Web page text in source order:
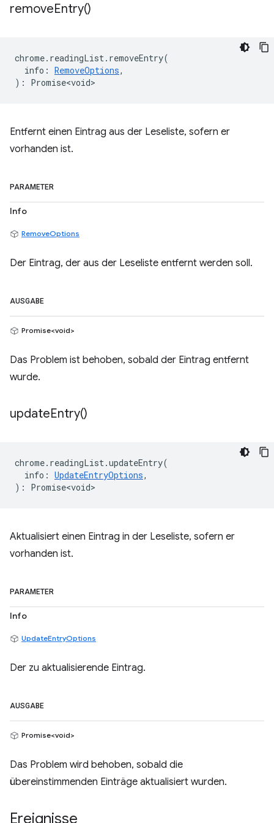
removeEntry()
chrome. readingList . removeEntry(
info : RemoveOptions,
) : Promise<void>
Entfernt einen Eintrag aus der Leseliste, sofern er
vorhanden ist.
PARAMETER
Info
RemoveOptions
Der Eintrag, der aus der Leseliste entfernt werden soll.
AUSGABE
Promise<void>
Das Problem ist behoben, sobald der Eintrag entfernt
wurde.
updateEntry()
chrome. readingList .updateEntry(
info : UpdateEntryOptions,
) : Promise<void>
Aktualisiert einen Eintrag in der Leseliste, sofern er
vorhanden ist.
PARAMETER
Info
UpdateEntryOptions
Der zu aktualisierende Eintrag.
AUSGABE
Promise<void>
Das Problem wird behoben, sobald die
übereinstimmenden Einträge aktualisiert wurden.
Ereignisse